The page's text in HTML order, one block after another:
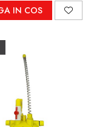
IN COS